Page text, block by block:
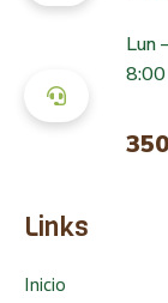
Lun
Links
Inicio